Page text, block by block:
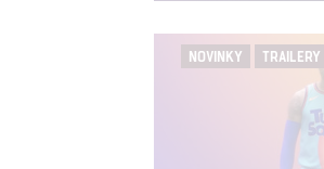
NOVINKY TRAILERY